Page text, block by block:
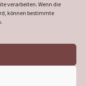
verarbeiten. Wenn die
können bestimmte
vorbehalten